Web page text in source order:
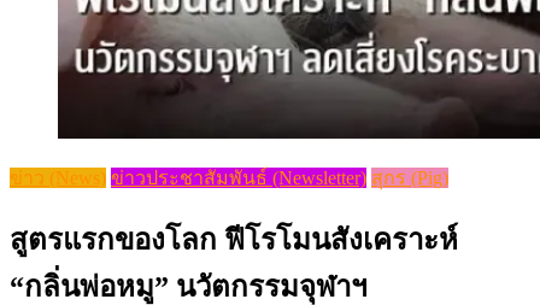
ข่าว (News) ข่าวประชาสัมพันธ์ (Newsletter) สุกร (Pig)
สูตรแรกของโลก ฟีโรโมนสังเคราะห์
“กลิ่นพ่อหมู” นวัตกรรมจุฬาฯ